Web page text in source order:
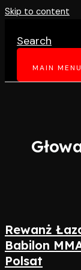
Skip to content
Search
MAIN MENU
Rewanż
Babilon
Polsat